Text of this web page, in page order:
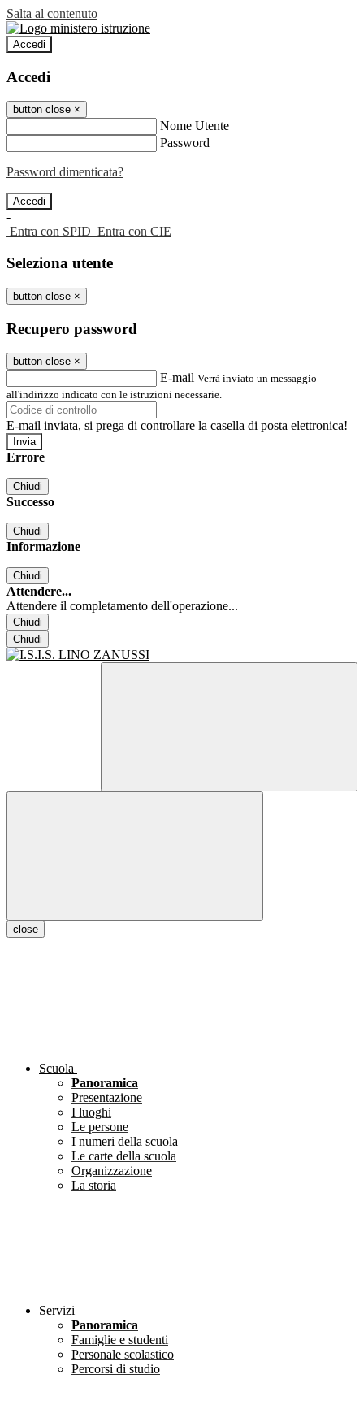
Salta al contenuto
Accedi
Accedi
button close ×
Nome Utente
Password
Password dimenticata?
-
Entra con SPID Entra con CIE
Seleziona utente
button close ×
Recupero password
button close ×
E-mail Verrà inviato un messaggio
all'indirizzo indicato con le istruzioni necessarie.
E-mail inviata, si prega di controllare la casella di posta elettronica!
Errore
Chiudi
Successo
Chiudi
Informazione
Chiudi
Attendere...
Attendere il completamento dell'operazione...
Chiudi
Chiudi
close
Scuola
Panoramica
Presentazione
I luoghi
Le persone
I numeri della scuola
Le carte della scuola
Organizzazione
La storia
Servizi
Panoramica
Famiglie e studenti
Personale scolastico
Percorsi di studio